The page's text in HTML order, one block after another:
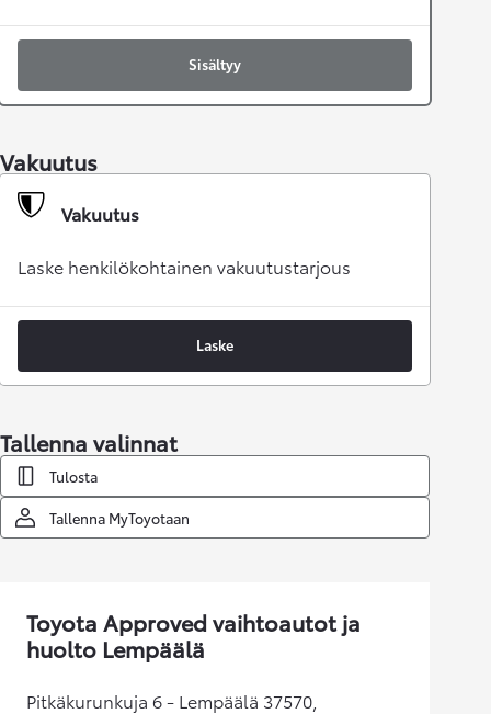
Sisältyy
Vakuutus
Vakuutus
Laske henkilökohtainen vakuutustarjous
Laske
Tallenna valinnat
Tulosta
Tallenna MyToyotaan
Toyota Approved vaihtoautot ja
huolto Lempäälä
Pitkäkurunkuja 6 - Lempäälä 37570,